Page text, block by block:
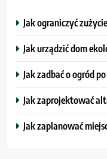
Jak ograniczyć
Jak urządzić dom
Jak zadbać o ogród
Jak zaprojektować
Jak zaplanować